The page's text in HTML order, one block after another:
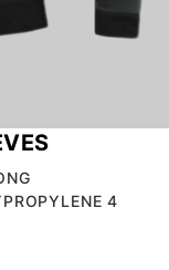
4